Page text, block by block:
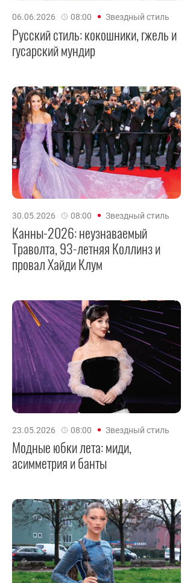
06.06.2026 08:00 Звездный стиль
Русский стиль: кокошники, гжель и
гусарский мундир
30.05.2026 08:00 Звездный стиль
Канны-2026: неузнаваемый
Траволта, 93-летняя Коллинз и
провал Хайди Клум
23.05.2026 08:00 Звездный стиль
Модные юбки лета: миди,
асимметрия и банты